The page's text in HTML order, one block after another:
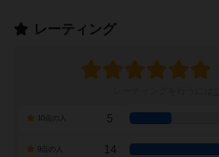
レーティング
5
14